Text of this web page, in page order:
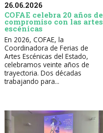
26.06.2026
COFAE celebra 20 años de
compromiso con las artes
escénicas
En 2026, COFAE, la
Coordinadora de Ferias de
Artes Escénicas del Estado,
celebramos veinte años de
trayectoria. Dos décadas
trabajando para...